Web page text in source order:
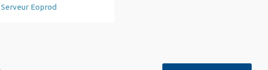
Serveur Eoprod